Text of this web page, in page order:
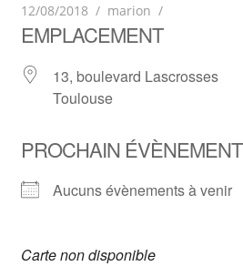
12/08/2018 marion
EMPLACEMENT
13, boulevard Lascrosses
Toulouse
PROCHAIN ÉVÈNEMENT
Aucuns évènements à venir
Carte non disponible